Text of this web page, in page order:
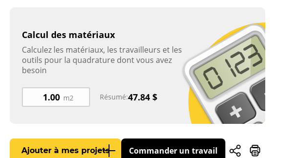
Calcul des matériaux
Calculez les matériaux, les travailleurs et les
outils pour la quadrature dont vous avez
besoin
m2 Résumé:47.84 $
Ajouter à mes projets Commander un travail